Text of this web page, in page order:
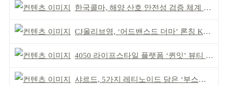
한국콜마, 해양 산호 안전성 검증 체계 구축
CJ올리브영, ‘어드밴스드 더마’ 론칭 K더마 육성 박차
4050 라이프스타일 플랫폼 ‘퀸잇’ 뷰티 성장세
샤르드, 5가지 레티노이드 담은 ‘부스팅 세럼’ 출시